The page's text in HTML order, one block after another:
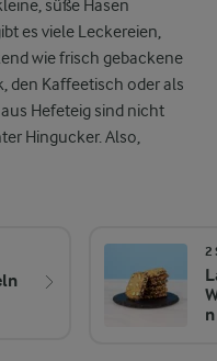
süße Hasen
es viele Leckereien,
wie frisch gebackene
den Kaffeetisch oder als
Hefeteig sind nicht
Hingucker. Also,
2
n